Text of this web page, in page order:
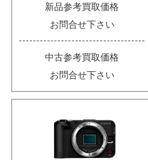
新品参考買取価格
お問合せ下さい
中古参考買取価格
お問合せ下さい